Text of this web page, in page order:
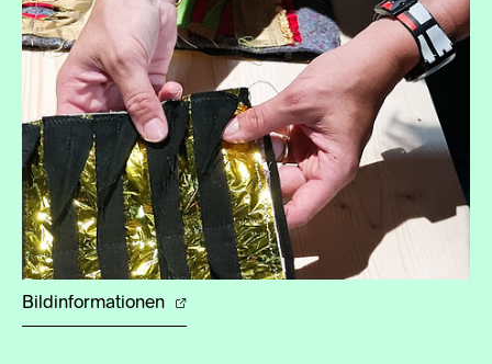
Bildinformationen